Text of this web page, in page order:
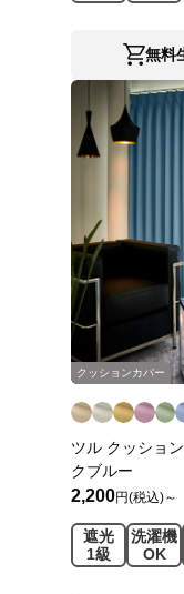
無料
クッションカバー
ツル クッショ
クブルー
2,200円(税込)～
遮光
1級
洗濯機
OK